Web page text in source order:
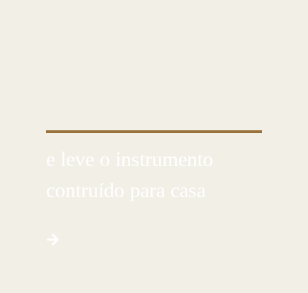
e leve o instrumento
contruído para casa